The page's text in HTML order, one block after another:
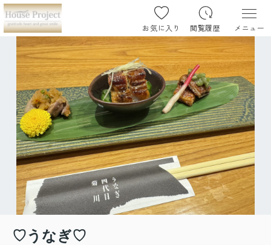
お気に入り 閲覧履歴 メニュー
♡うなぎ♡